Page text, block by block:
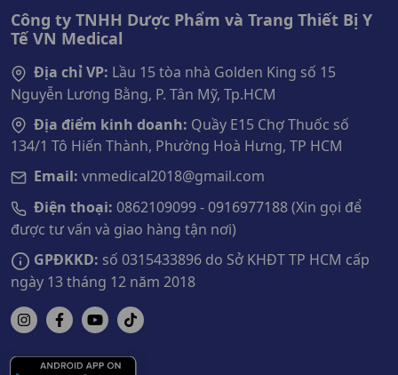
Công ty TNHH Dược Phẩm và Trang Thiết Bị Y
Tế VN Medical
Địa chỉ VP: Lầu 15 tòa nhà Golden King số 15
Nguyễn Lương Bằng, P. Tân Mỹ, Tp.HCM
Địa điểm kinh doanh: Quầy E15 Chợ Thuốc số
134/1 Tô Hiến Thành, Phường Hoà Hưng, TP HCM
Email: vnmedical2018@gmail.com
Điện thoại: 0862109099 - 0916977188 (Xin gọi để
được tư vấn và giao hàng tận nơi)
GPĐKKD: số 0315433896 do Sở KHĐT TP HCM cấp
ngày 13 tháng 12 năm 2018